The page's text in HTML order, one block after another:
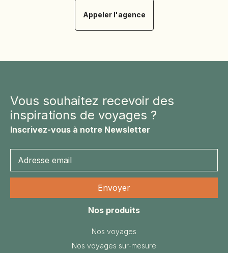
Appeler l'agence
Vous souhaitez recevoir des
inspirations de voyages ?
Inscrivez-vous à notre Newsletter
Nos produits
Nos voyages
Nos voyages sur-mesure